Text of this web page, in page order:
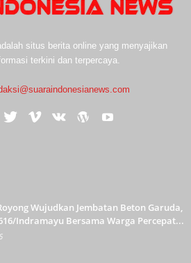
situs berita online yang menyajikan
terkini dan terpercaya.
Wujudkan Jembatan Beton Garuda,
Indramayu Bersama Warga Percepat...